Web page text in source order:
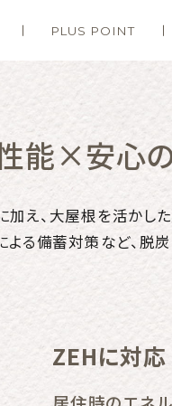
PLUS POINT
能×安心
え、大屋根を活かし
る備蓄対策など、脱
ZEHに対応